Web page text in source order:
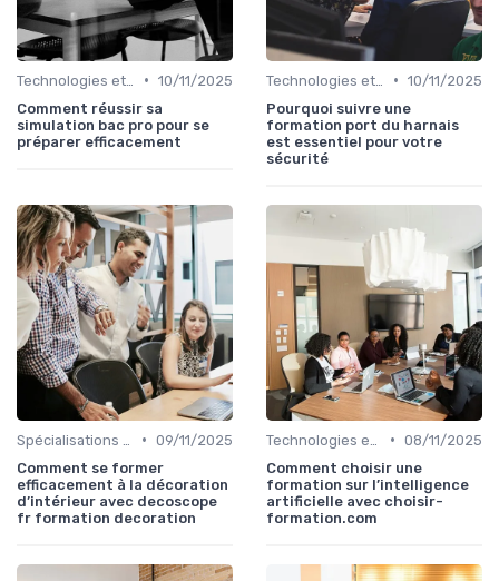
• 10/11/2025
Comment réussir sa
simulation bac pro pour se
préparer efficacement
• 10/11/2025
Pourquoi suivre une
formation port du harnais
est essentiel pour votre
sécurité
• 09/11/2025
Comment se former
efficacement à la décoration
d’intérieur avec decoscope
fr formation decoration
• 08/11/2025
Comment choisir une
formation sur l’intelligence
artificielle avec choisir-
formation.com